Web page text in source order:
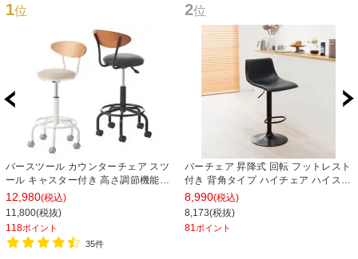
1位
バースツール カウンターチェア スツ
ール キャスター付き 高さ調節機能付
き 高さ825～975mm おしゃれ 丸椅
子 スツール 木製 バーチェア【ブラッ
ク座面・ベージュ座面】
12,980(税込)
11,800(税抜)
118ポイント
35件
2位
バーチェア 昇降式 回転 フットレスト
付き 背角タイプ ハイチェア ハイスツ
ール カウンターチェア カフェ 本革調
合成皮革 ステッチ ヴィンテージ風
8,990(税込)
8,173(税抜)
81ポイント